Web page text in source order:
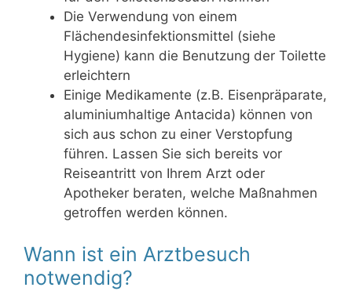
Die Verwendung von einem
Flächendesinfektionsmittel (siehe
Hygiene) kann die Benutzung der Toilette
erleichtern
Einige Medikamente (z.B. Eisenpräparate,
aluminiumhaltige Antacida) können von
sich aus schon zu einer Verstopfung
führen. Lassen Sie sich bereits vor
Reiseantritt von Ihrem Arzt oder
Apotheker beraten, welche Maßnahmen
getroffen werden können.
Wann ist ein Arztbesuch
notwendig?